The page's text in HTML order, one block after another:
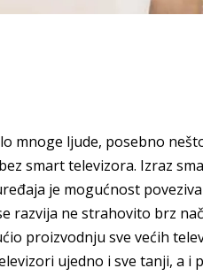
mnoge ljude, posebno
smart televizora. Izraz
je mogućnost
razvija ne strahovito brz
proizvodnju sve većih
ujedno i sve tanji, a i